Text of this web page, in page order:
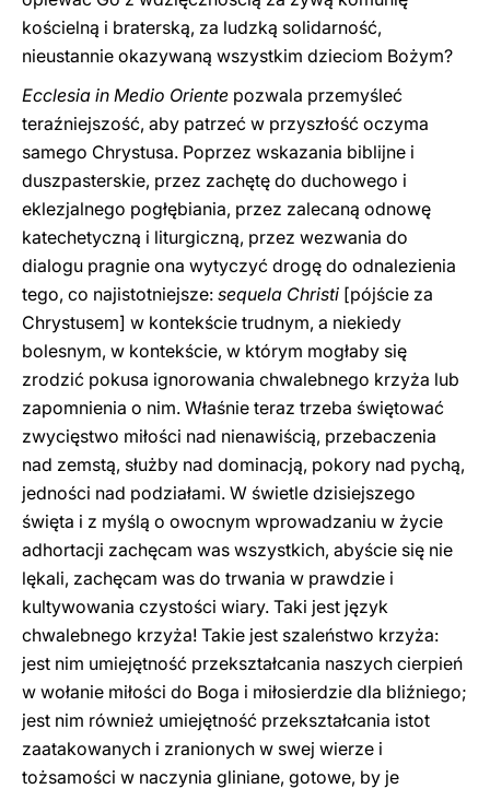
kościelną i braterską, za ludzką solidarność,
nieustannie okazywaną wszystkim dzieciom Bożym?
Ecclesia in Medio Oriente pozwala przemyśleć
teraźniejszość, aby patrzeć w przyszłość oczyma
samego Chrystusa. Poprzez wskazania biblijne i
duszpasterskie, przez zachętę do duchowego i
eklezjalnego pogłębiania, przez zalecaną odnowę
katechetyczną i liturgiczną, przez wezwania do
dialogu pragnie ona wytyczyć drogę do odnalezienia
tego, co najistotniejsze: sequela Christi [pójście za
Chrystusem] w kontekście trudnym, a niekiedy
bolesnym, w kontekście, w którym mogłaby się
zrodzić pokusa ignorowania chwalebnego krzyża lub
zapomnienia o nim. Właśnie teraz trzeba świętować
zwycięstwo miłości nad nienawiścią, przebaczenia
nad zemstą, służby nad dominacją, pokory nad pychą,
jedności nad podziałami. W świetle dzisiejszego
święta i z myślą o owocnym wprowadzaniu w życie
adhortacji zachęcam was wszystkich, abyście się nie
lękali, zachęcam was do trwania w prawdzie i
kultywowania czystości wiary. Taki jest język
chwalebnego krzyża! Takie jest szaleństwo krzyża:
jest nim umiejętność przekształcania naszych cierpień
w wołanie miłości do Boga i miłosierdzie dla bliźniego;
jest nim również umiejętność przekształcania istot
zaatakowanych i zranionych w swej wierze i
tożsamości w naczynia gliniane, gotowe, by je